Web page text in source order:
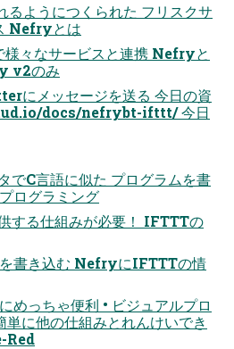
るようにつくられた フリスクサ
Nefryとは
々なサービスと連携 Nefryと
v2のみ
にメッセージを送る 今日の資
docs/nefrybt-ifttt/ 今日
C言語に似た プログラムを書
ログラミング
する仕組みが必要！ IFTTTの
書き込む NefryにIFTTTの情
めっちゃ便利 • ビジュアルプロ
単に他の仕組みとれんけいでき
Red